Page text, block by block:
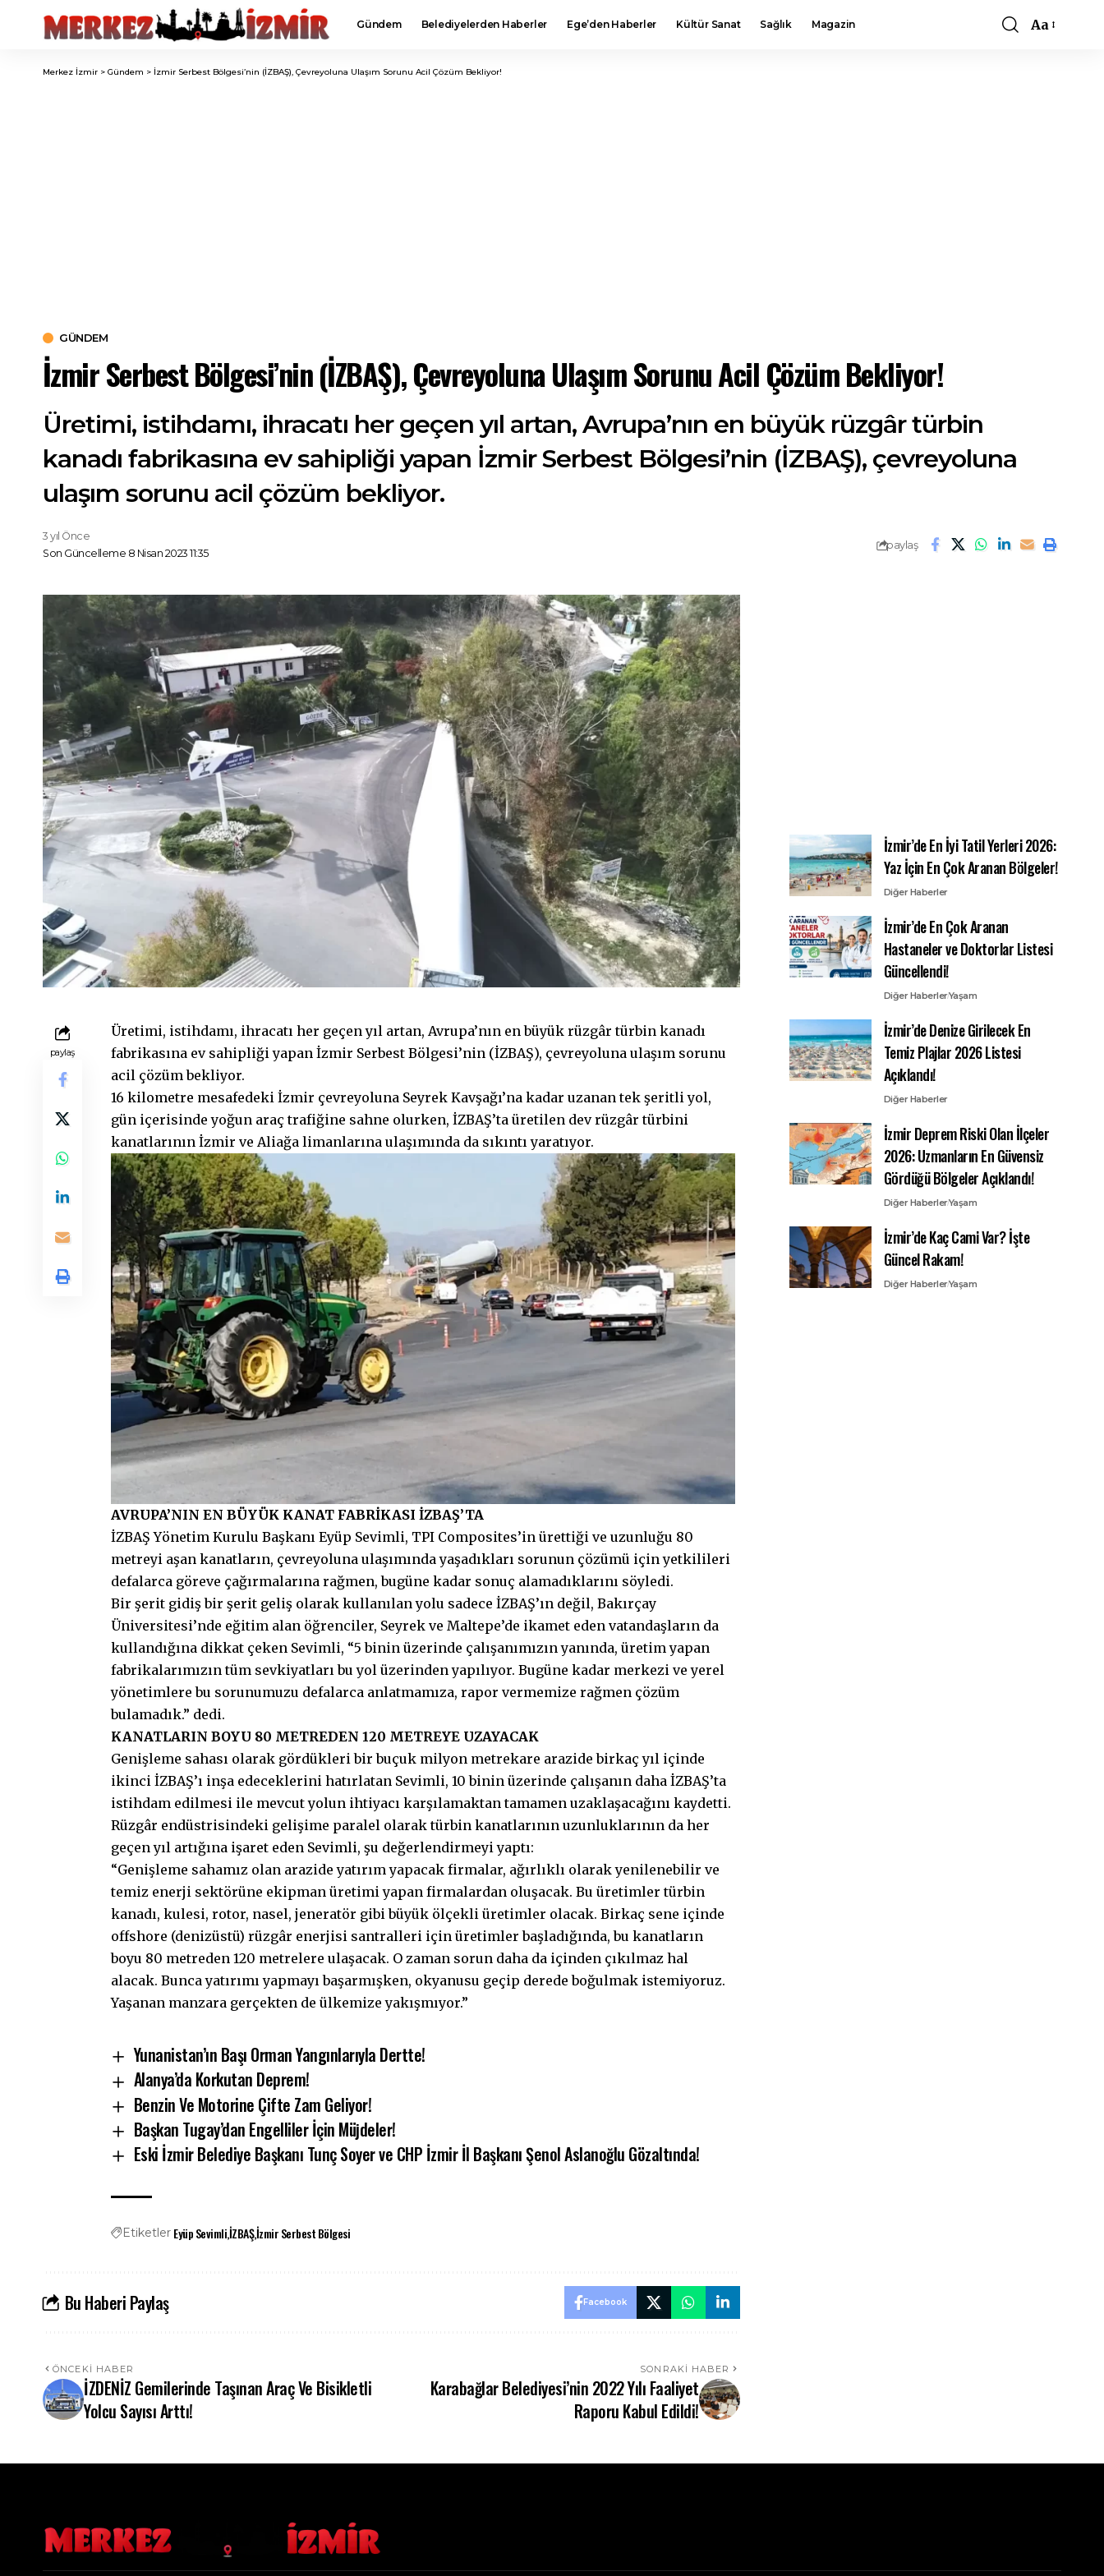
Gündem Belediyelerden Haberler Ege’den Haberler Kültür Sanat Sağlık Magazin
Font
Aa
Merkez İzmir > Gündem > İzmir Serbest Bölgesi’nin (İZBAŞ), Çevreyoluna Ulaşım Sorunu Acil Çözüm Bekliyor!
GÜNDEM
İzmir Serbest Bölgesi’nin (İZBAŞ), Çevreyoluna Ulaşım Sorunu Acil Çözüm Bekliyor!
Üretimi, istihdamı, ihracatı her geçen yıl artan, Avrupa’nın en büyük rüzgâr türbin
kanadı fabrikasına ev sahipliği yapan İzmir Serbest Bölgesi’nin (İZBAŞ), çevreyoluna
ulaşım sorunu acil çözüm bekliyor.
Son Güncelleme 8 Nisan 2023 11:35
3 yıl Önce
paylaş
paylaş
Üretimi, istihdamı, ihracatı her geçen yıl artan, Avrupa’nın en büyük rüzgâr türbin kanadı
fabrikasına ev sahipliği yapan İzmir Serbest Bölgesi’nin (İZBAŞ), çevreyoluna ulaşım sorunu
acil çözüm bekliyor.
16 kilometre mesafedeki İzmir çevreyoluna Seyrek Kavşağı’na kadar uzanan tek şeritli yol,
gün içerisinde yoğun araç trafiğine sahne olurken, İZBAŞ’ta üretilen dev rüzgâr türbini
kanatlarının İzmir ve Aliağa limanlarına ulaşımında da sıkıntı yaratıyor.
AVRUPA’NIN EN BÜYÜK KANAT FABRİKASI İZBAŞ’TA
İZBAŞ Yönetim Kurulu Başkanı Eyüp Sevimli, TPI Composites’in ürettiği ve uzunluğu 80
metreyi aşan kanatların, çevreyoluna ulaşımında yaşadıkları sorunun çözümü için yetkilileri
defalarca göreve çağırmalarına rağmen, bugüne kadar sonuç alamadıklarını söyledi.
Bir şerit gidiş bir şerit geliş olarak kullanılan yolu sadece İZBAŞ’ın değil, Bakırçay
Üniversitesi’nde eğitim alan öğrenciler, Seyrek ve Maltepe’de ikamet eden vatandaşların da
kullandığına dikkat çeken Sevimli, “5 binin üzerinde çalışanımızın yanında, üretim yapan
fabrikalarımızın tüm sevkiyatları bu yol üzerinden yapılıyor. Bugüne kadar merkezi ve yerel
yönetimlere bu sorunumuzu defalarca anlatmamıza, rapor vermemize rağmen çözüm
bulamadık.” dedi.
KANATLARIN BOYU 80 METREDEN 120 METREYE UZAYACAK
Genişleme sahası olarak gördükleri bir buçuk milyon metrekare arazide birkaç yıl içinde
ikinci İZBAŞ’ı inşa edeceklerini hatırlatan Sevimli, 10 binin üzerinde çalışanın daha İZBAŞ’ta
istihdam edilmesi ile mevcut yolun ihtiyacı karşılamaktan tamamen uzaklaşacağını kaydetti.
Rüzgâr endüstrisindeki gelişime paralel olarak türbin kanatlarının uzunluklarının da her
geçen yıl artığına işaret eden Sevimli, şu değerlendirmeyi yaptı:
“Genişleme sahamız olan arazide yatırım yapacak firmalar, ağırlıklı olarak yenilenebilir ve
temiz enerji sektörüne ekipman üretimi yapan firmalardan oluşacak. Bu üretimler türbin
kanadı, kulesi, rotor, nasel, jeneratör gibi büyük ölçekli üretimler olacak. Birkaç sene içinde
offshore (denizüstü) rüzgâr enerjisi santralleri için üretimler başladığında, bu kanatların
boyu 80 metreden 120 metrelere ulaşacak. O zaman sorun daha da içinden çıkılmaz hal
alacak. Bunca yatırımı yapmayı başarmışken, okyanusu geçip derede boğulmak istemiyoruz.
Yaşanan manzara gerçekten de ülkemize yakışmıyor.”
Yunanistan’ın Başı Orman Yangınlarıyla Dertte!
Alanya’da Korkutan Deprem!
Benzin Ve Motorine Çifte Zam Geliyor!
Başkan Tugay’dan Engelliler İçin Müjdeler!
Eski İzmir Belediye Başkanı Tunç Soyer ve CHP İzmir İl Başkanı Şenol Aslanoğlu Gözaltında!
Etiketler Eyüp SevimliİZBAŞİzmir Serbest Bölgesi
Bu Haberi Paylaş Facebook
ÖNCEKI HABER
İZDENİZ Gemilerinde Taşınan Araç Ve Bisikletli
Yolcu Sayısı Arttı!
SONRAKI HABER
Karabağlar Belediyesi’nin 2022 Yılı Faaliyet
Raporu Kabul Edildi!
İzmir’de En İyi Tatil Yerleri 2026:
Yaz İçin En Çok Aranan Bölgeler!
Diğer Haberler
İzmir’de En Çok Aranan
Hastaneler ve Doktorlar Listesi
Güncellendi!
Diğer HaberlerYaşam
İzmir’de Denize Girilecek En
Temiz Plajlar 2026 Listesi
Açıklandı!
Diğer Haberler
İzmir Deprem Riski Olan İlçeler
2026: Uzmanların En Güvensiz
Gördüğü Bölgeler Açıklandı!
Diğer HaberlerYaşam
İzmir’de Kaç Cami Var? İşte
Güncel Rakam!
Diğer HaberlerYaşam